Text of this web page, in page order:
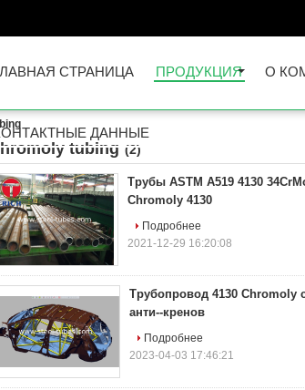
СТРАНИЦА ПРОДУКЦИЯ О
ДАННЫЕ
tubing (2)
Трубы ASTM A519 4130
Chromoly 4130
Подробнее
2021-12-29 16:20:08
Трубопровод 4130 Chromoly
анти--кренов
Подробнее
2023-04-03 17:46:21